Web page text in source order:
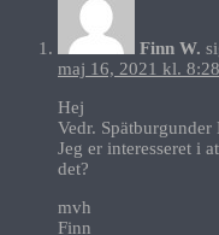
Finn W.
maj 16, 2021 kl.
Hej
Vedr. Spätburgunder
Jeg er interesseret i
det?
mvh
Finn